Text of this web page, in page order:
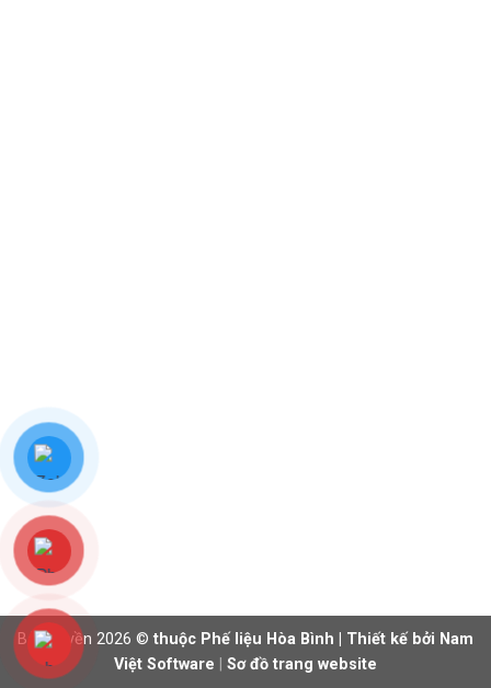
Bản quyền 2026 © thuộc Phế liệu Hòa Bình | Thiết kế bởi Nam
Việt Software
Sơ đồ trang website